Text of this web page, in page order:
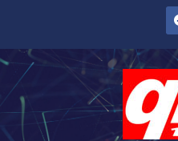
內